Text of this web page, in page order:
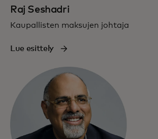
Raj Seshadri
Kaupallisten maksujen johtaja
Lue esittely